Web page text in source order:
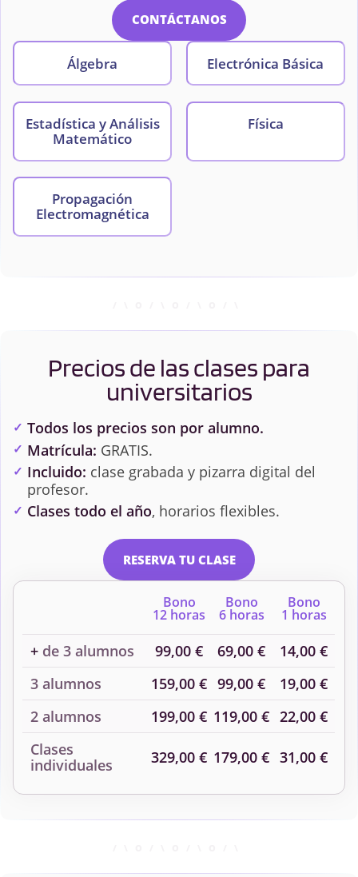
CONTÁCTANOS
Álgebra Electrónica Básica
Estadística y Análisis
Matemático
Física
Propagación
Electromagnética
Precios de las clases para
universitarios
Todos los precios son por alumno.
Matrícula: GRATIS.
Incluido: clase grabada y pizarra digital del
profesor.
Clases todo el año, horarios flexibles.
RESERVA TU CLASE
Bono
12 horas
Bono
6 horas
Bono
1 horas
+ de 3 alumnos 99,00 € 69,00 €
14,00 €
3 alumnos
159,00 € 99,00 €
19,00 €
2 alumnos
199,00 € 119,00 € 22,00 €
Clases
individuales
329,00 € 179,00 € 31,00 €